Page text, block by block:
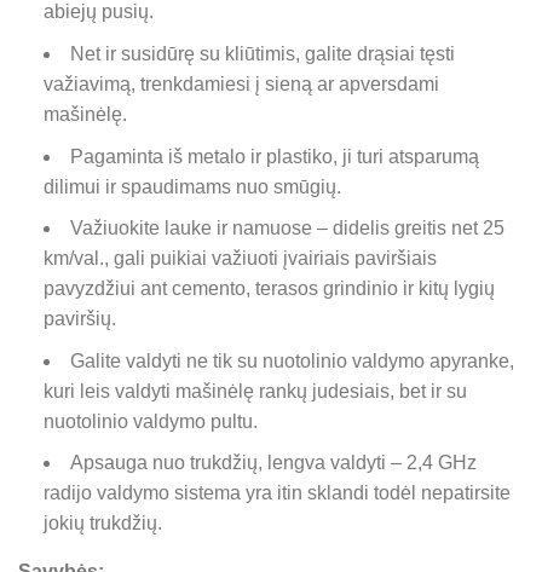
abiejų pusių.
Net ir susidūrę su kliūtimis, galite drąsiai tęsti
važiavimą, trenkdamiesi į sieną ar apversdami
mašinėlę.
Pagaminta iš metalo ir plastiko, ji turi atsparumą
dilimui ir spaudimams nuo smūgių.
Važiuokite lauke ir namuose – didelis greitis net 25
km/val., gali puikiai važiuoti įvairiais paviršiais
pavyzdžiui ant cemento, terasos grindinio ir kitų lygių
paviršių.
Galite valdyti ne tik su nuotolinio valdymo apyranke,
kuri leis valdyti mašinėlę rankų judesiais, bet ir su
nuotolinio valdymo pultu.
Apsauga nuo trukdžių, lengva valdyti – 2,4 GHz
radijo valdymo sistema yra itin sklandi todėl nepatirsite
jokių trukdžių.